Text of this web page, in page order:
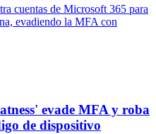
cuentas de Microsoft 365 para
evadiendo la MFA con
evade MFA y roba
de dispositivo